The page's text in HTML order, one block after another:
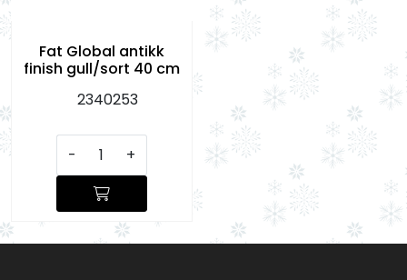
Fat Global antikk
finish gull/sort 40 cm
2340253
- +